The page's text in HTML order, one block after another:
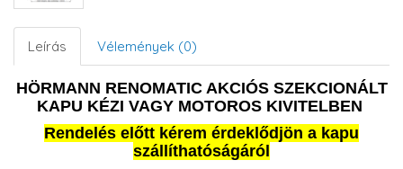
Leírás Vélemények (0)
HÖRMANN RENOMATIC AKCIÓS SZEKCIONÁLT
KAPU KÉZI VAGY MOTOROS KIVITELBEN
Rendelés előtt kérem érdeklődjön a kapu
szállíthatóságáról